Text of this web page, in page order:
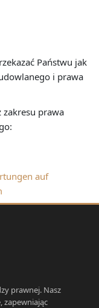
Państwu jak
i prawa
zakresu prawa
auf
prawnej. Nasz
zapewniając